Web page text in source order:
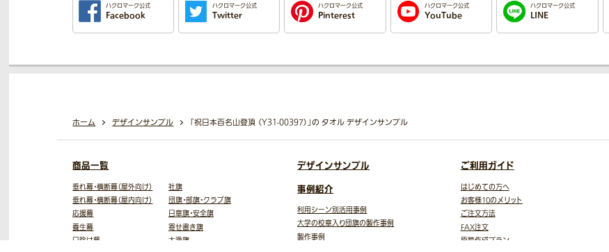
ハクロマーク公式
Facebook
ハクロマーク公式
Twitter
ハクロマーク公式
Pinterest
ハクロマーク公式
YouTube
ハクロマーク公式
LINE
ホーム デザインサンプル 「祝日本百名山登頂 （Y31-00397）」の タオル デザインサンプル
商品一覧
垂れ幕・横断幕（屋外向け）
垂れ幕・横断幕（屋内向け）
応援幕
養生幕
日除け幕
社旗
団旗・部旗・クラブ旗
日章旗・安全旗
寄せ書き旗
大漁旗
デザインサンプル
事例紹介
利用シーン別活用事例
大学の校章入り団旗の製作事例
製作事例
ご利用ガイド
はじめての方へ
お客様10のメリット
ご注文方法
FAX注文
原稿作成プラン